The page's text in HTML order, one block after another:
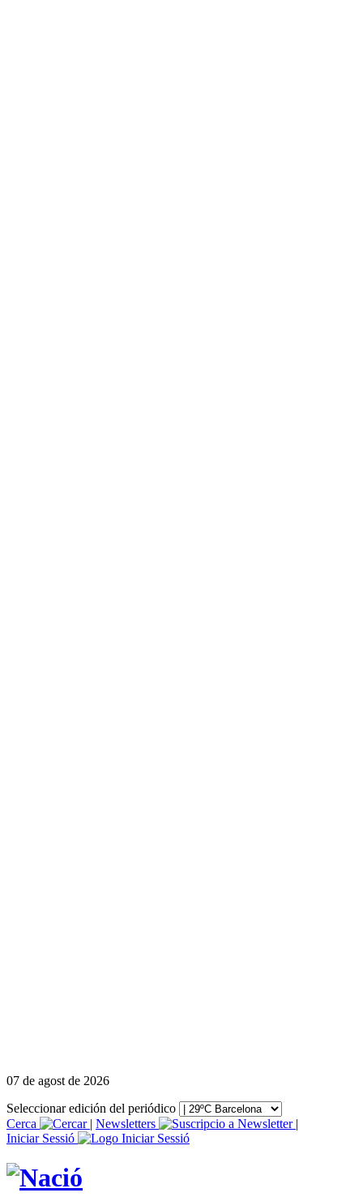
07 de agost de 2026
Seleccionar edición del periódico
Cerca
| Newsletters
|
Iniciar Sessió